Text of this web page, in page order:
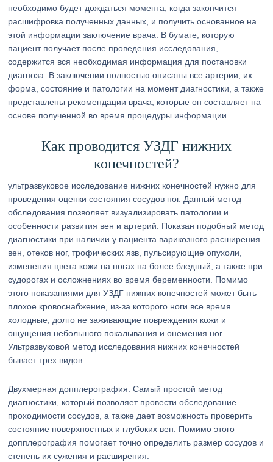
необходимо будет дождаться момента, когда закончится
расшифровка полученных данных, и получить основанное на
этой информации заключение врача. В бумаге, которую
пациент получает после проведения исследования,
содержится вся необходимая информация для постановки
диагноза. В заключении полностью описаны все артерии, их
форма, состояние и патологии на момент диагностики, а также
представлены рекомендации врача, которые он составляет на
основе полученной во время процедуры информации.
Как проводится УЗДГ нижних
конечностей?
ультразвуковое исследование нижних конечностей нужно для
проведения оценки состояния сосудов ног. Данный метод
обследования позволяет визуализировать патологии и
особенности развития вен и артерий. Показан подобный метод
диагностики при наличии у пациента варикозного расширения
вен, отеков ног, трофических язв, пульсирующие опухоли,
изменения цвета кожи на ногах на более бледный, а также при
судорогах и осложнениях во время беременности. Помимо
этого показаниями для УЗДГ нижних конечностей может быть
плохое кровоснабжение, из-за которого ноги все время
холодные, долго не заживающие повреждения кожи и
ощущения небольшого покалывания и онемения ног.
Ультразвуковой метод исследования нижних конечностей
бывает трех видов.
Двухмерная допплерография. Самый простой метод
диагностики, который позволяет провести обследование
проходимости сосудов, а также дает возможность проверить
состояние поверхностных и глубоких вен. Помимо этого
допплерография помогает точно определить размер сосудов и
степень их сужения и расширения.